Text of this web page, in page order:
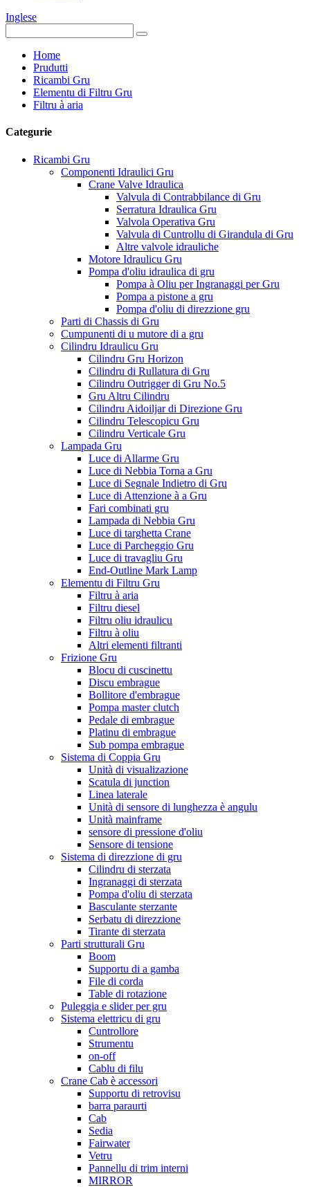
Inglese
Home
Prudutti
Ricambi Gru
Elementu di Filtru Gru
Filtru à aria
Categurie
Ricambi Gru
Componenti Idraulici Gru
Crane Valve Idraulica
Valvula di Contrabbilance di Gru
Serratura Idraulica Gru
Valvola Operativa Gru
Valvula di Cuntrollu di Girandula di Gru
Altre valvole idrauliche
Motore Idraulicu Gru
Pompa d'oliu idraulica di gru
Pompa à Oliu per Ingranaggi per Gru
Pompa a pistone a gru
Pompa d'oliu di direzzione gru
Parti di Chassis di Gru
Cumpunenti di u mutore di a gru
Cilindru Idraulicu Gru
Cilindru Gru Horizon
Cilindru di Rullatura di Gru
Cilindru Outrigger di Gru No.5
Gru Altru Cilindru
Cilindru Aidoiljar di Direzione Gru
Cilindru Telescopicu Gru
Cilindru Verticale Gru
Lampada Gru
Luce di Allarme Gru
Luce di Nebbia Torna a Gru
Luce di Segnale Indietro di Gru
Luce di Attenzione à a Gru
Fari combinati gru
Lampada di Nebbia Gru
Luce di targhetta Crane
Luce di Parcheggio Gru
Luce di travagliu Gru
End-Outline Mark Lamp
Elementu di Filtru Gru
Filtru à aria
Filtru diesel
Filtru oliu idraulicu
Filtru à oliu
Altri elementi filtranti
Frizione Gru
Blocu di cuscinettu
Discu embrague
Bollitore d'embrague
Pompa master clutch
Pedale di embrague
Platinu di embrague
Sub pompa embrague
Sistema di Coppia Gru
Unità di visualizazione
Scatula di junction
Linea laterale
Unità di sensore di lunghezza è angulu
Unità mainframe
sensore di pressione d'oliu
Sensore di tensione
Sistema di direzzione di gru
Cilindru di sterzata
Ingranaggi di sterzata
Pompa d'oliu di sterzata
Basculante sterzante
Serbatu di direzzione
Tirante di sterzata
Parti strutturali Gru
Boom
Supportu di a gamba
File di corda
Table di rotazione
Puleggia e slider per gru
Sistema elettricu di gru
Cuntrollore
Strumentu
on-off
Cablu di filu
Crane Cab è accessori
Supportu di retrovisu
barra paraurti
Cab
Sedia
Fairwater
Vetru
Pannellu di trim interni
MIRROR